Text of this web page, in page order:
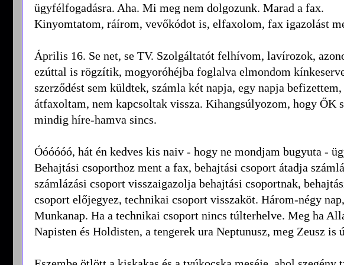
ügyfélfogadásra. Aha. Mi meg nem dolgozunk. Marad a fax.
Kinyomtatom, ráírom, vevőkódot is, elfaxolom, fax igazolást
Április 16. Se net, se TV. Szolgáltatót felhívom, lavírozok,
ezúttal is rögzítik, mogyoróhéjba foglalva elmondom
szerződést sem küldtek, számla két napja, egy napja
átfaxoltam, nem kapcsoltak vissza. Kihangsúlyozom, hogy ŐK
mindig híre-hamva sincs.
Óóóóóó, hát én kedves kis naiv - hogy ne mondjam bugyuta -
Behajtási csoporthoz ment a fax, behajtási csoport átadja
számlázási csoport visszaigazolja behajtási csoportnak,
csoport előjegyez, technikai csoport visszaköt. Három-négy
Munkanap. Ha a technikai csoport nincs túlterhelve. Meg ha
Napisten és Holdisten, a tengerek ura Neptunusz, meg Zeusz is